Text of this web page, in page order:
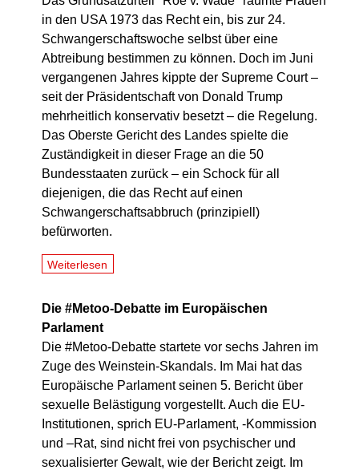
in den USA 1973 das Recht ein, bis zur 24.
Schwangerschaftswoche selbst über eine
Abtreibung bestimmen zu können. Doch im Juni
vergangenen Jahres kippte der Supreme Court –
seit der Präsidentschaft von Donald Trump
mehrheitlich konservativ besetzt – die Regelung.
Das Oberste Gericht des Landes spielte die
Zuständigkeit in dieser Frage an die 50
Bundesstaaten zurück – ein Schock für all
diejenigen, die das Recht auf einen
Schwangerschaftsabbruch (prinzipiell)
befürworten.
Weiterlesen
Die #Metoo-Debatte im Europäischen
Parlament
Die #Metoo-Debatte startete vor sechs Jahren im
Zuge des Weinstein-Skandals. Im Mai hat das
Europäische Parlament seinen 5. Bericht über
sexuelle Belästigung vorgestellt. Auch die EU-
Institutionen, sprich EU-Parlament, -Kommission
und –Rat, sind nicht frei von psychischer und
sexualisierter Gewalt, wie der Bericht zeigt. Im